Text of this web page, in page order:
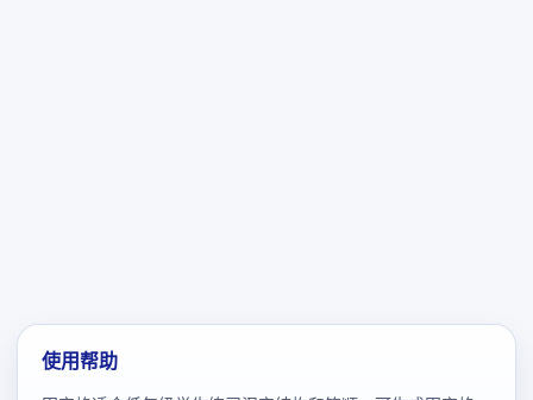
使用帮助